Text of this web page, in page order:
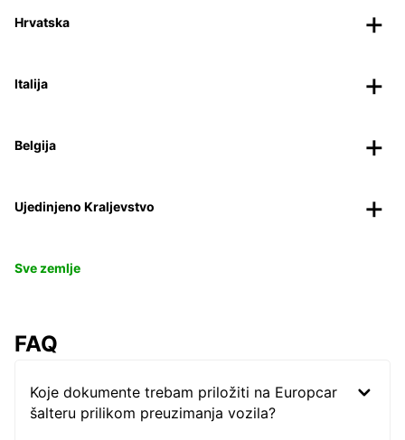
Hrvatska
Italija
Belgija
Ujedinjeno Kraljevstvo
Sve zemlje
FAQ
Koje dokumente trebam priložiti na Europcar
šalteru prilikom preuzimanja vozila?